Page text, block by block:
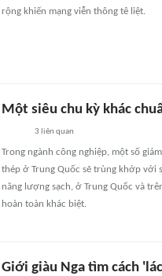
rộng khiến mạng viễn thông tê liệt.
Một siêu chu kỳ khác
3 liên quan
Trong ngành công nghiệp, một số
thép ở Trung Quốc sẽ trùng khớp với
năng lượng sạch, ở Trung Quốc và
hoàn toàn khác biệt.
Giới giàu Nga tìm cách